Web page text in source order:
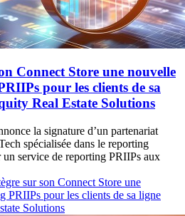
Connect Store une nouvelle
pour les clients de sa
Real Estate Solutions
la signature d’un partenariat
spécialisée dans le reporting
service de reporting PRIIPs aux
sur son Connect Store une
PRIIPs pour les clients de sa ligne
Solutions